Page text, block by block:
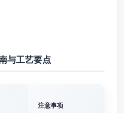
与工艺要点
注意事项